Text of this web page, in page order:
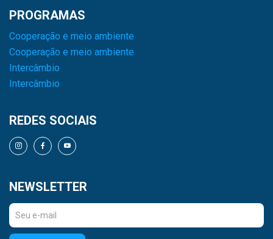
PROGRAMAS
Cooperação e meio ambiente
Cooperação e meio ambiente
Intercâmbio
Intercâmbio
REDES SOCIAIS
NEWSLETTER